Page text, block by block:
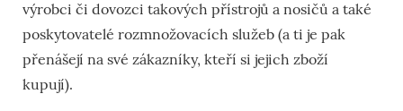
výrobci či dovozci takových přístrojů a nosičů a také
poskytovatelé rozmnožovacích služeb (a ti je pak
přenášejí na své zákazníky, kteří si jejich zboží
kupují).